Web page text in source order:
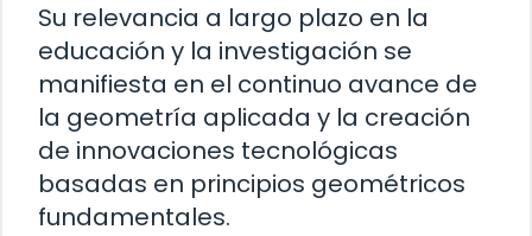
Su relevancia a largo plazo en la
educación y la investigación se
manifiesta en el continuo avance de
la geometría aplicada y la creación
de innovaciones tecnológicas
basadas en principios geométricos
fundamentales.